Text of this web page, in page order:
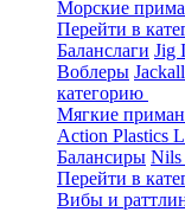
Морские
Перейти в
Баланслаги Jig
Воблеры Jackall
категорию
Мягкие
Action Plastics
Балансиры Nils
Перейти в
Вибы и